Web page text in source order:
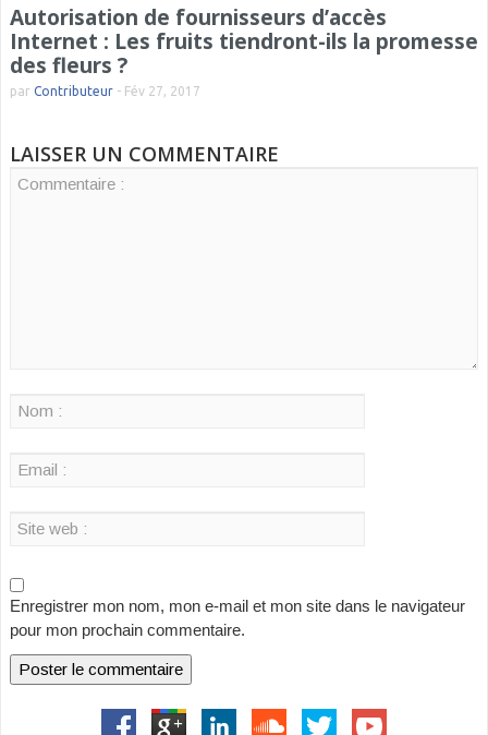
Autorisation de fournisseurs d’accès
Internet : Les fruits tiendront-ils la promesse
des fleurs ?
par Contributeur - Fév 27, 2017
LAISSER UN COMMENTAIRE
Enregistrer mon nom, mon e-mail et mon site dans le navigateur
pour mon prochain commentaire.